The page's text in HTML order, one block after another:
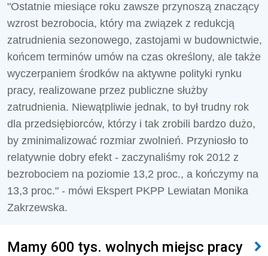
"Ostatnie miesiące roku zawsze przynoszą znaczący
wzrost bezrobocia, który ma związek z redukcją
zatrudnienia sezonowego, zastojami w budownictwie,
końcem terminów umów na czas określony, ale także
wyczerpaniem środków na aktywne polityki rynku
pracy, realizowane przez publiczne służby
zatrudnienia. Niewątpliwie jednak, to był trudny rok
dla przedsiębiorców, którzy i tak zrobili bardzo dużo,
by zminimalizować rozmiar zwolnień. Przyniosło to
relatywnie dobry efekt - zaczynaliśmy rok 2012 z
bezrobociem na poziomie 13,2 proc., a kończymy na
13,3 proc." - mówi Ekspert PKPP Lewiatan Monika
Zakrzewska.
Mamy 600 tys. wolnych miejsc pracy